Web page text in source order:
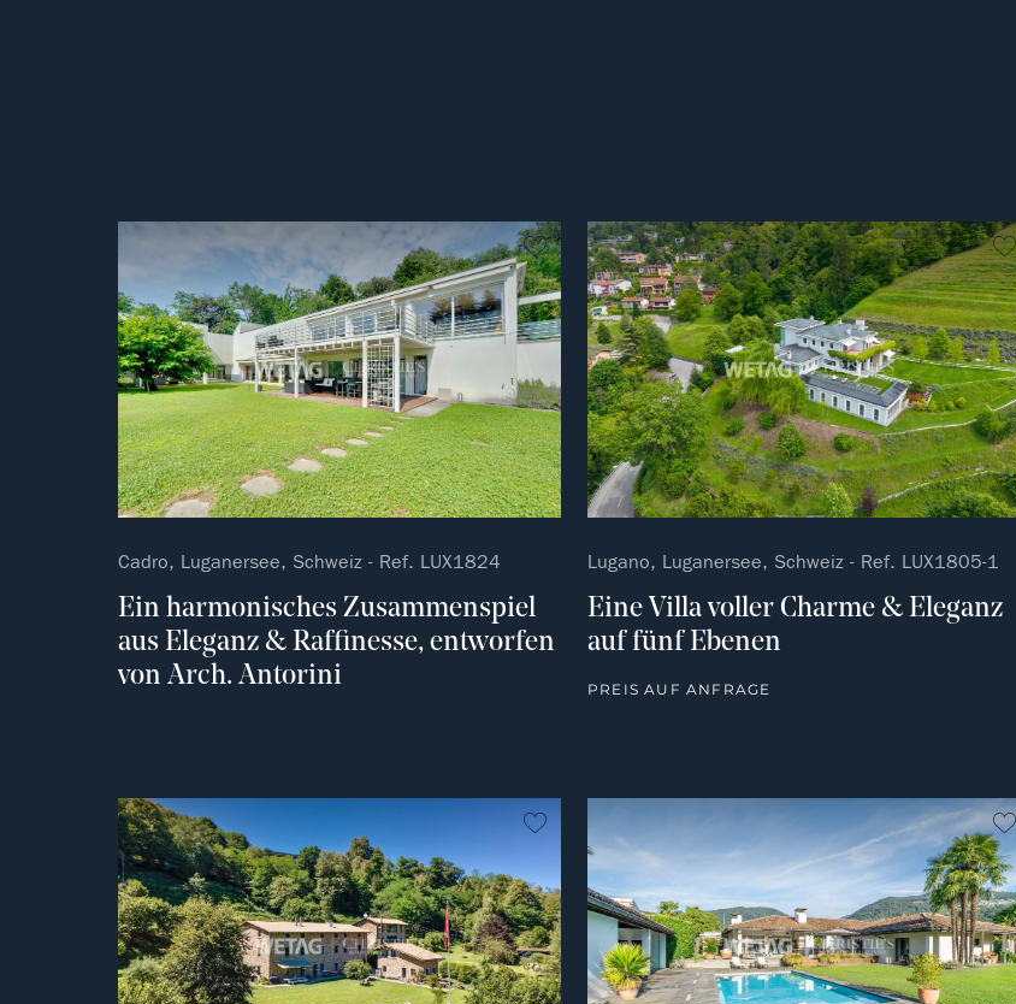
kein Favorit
Cadro, Luganersee, Schweiz - Ref. LUX1824
Ein harmonisches Zusammenspiel
aus Eleganz & Raffinesse, entworfen
von Arch. Antorini
Lugano, Luganersee, Schweiz - Ref. LUX1805-1
Eine Villa voller Charme & Eleganz
auf fünf Ebenen
PREIS AUF ANFRAGE
kein Favorit